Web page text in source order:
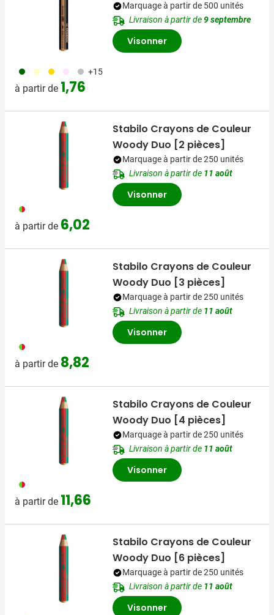
060 360 031 361 032 +15
à partir de 1,76
Marquage à partir de 500 unités
Livraison à partir de 9 septembre
Visonner
009
à partir de 6,02
Stabilo Crayons de Couleur
Woody Duo [2 pièces]
Marquage à partir de 250 unités
Livraison à partir de 11 août
Visonner
009
à partir de 8,82
Stabilo Crayons de Couleur
Woody Duo [3 pièces]
Marquage à partir de 250 unités
Livraison à partir de 11 août
Visonner
009
à partir de 11,66
Stabilo Crayons de Couleur
Woody Duo [4 pièces]
Marquage à partir de 250 unités
Livraison à partir de 11 août
Visonner
Stabilo Crayons de Couleur
Woody Duo [6 pièces]
Marquage à partir de 250 unités
Livraison à partir de 11 août
Visonner